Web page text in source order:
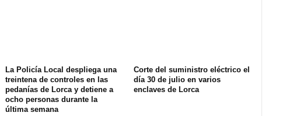
La Policía Local despliega una
treintena de controles en las
pedanías de Lorca y detiene a
ocho personas durante la
última semana
Corte del suministro eléctrico el
día 30 de julio en varios
enclaves de Lorca